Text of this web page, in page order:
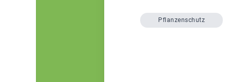
Pflanzenschutz